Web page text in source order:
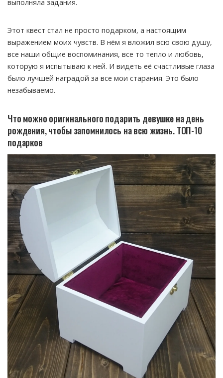
выполняла задания.
Этот квест стал не просто подарком, а настоящим
выражением моих чувств. В нём я вложил всю свою душу,
все наши общие воспоминания, все то тепло и любовь,
которую я испытываю к ней. И видеть её счастливые глаза
было лучшей наградой за все мои старания. Это было
незабываемо.
Что можно оригинального подарить девушке на день
рождения, чтобы запомнилось на всю жизнь. ТОП-10
подарков